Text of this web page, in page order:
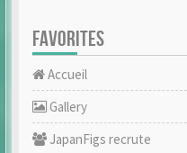
FAVORITES
Accueil
Gallery
JapanFigs recrute